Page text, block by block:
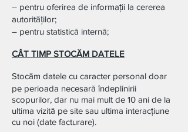
– pentru oferirea de informații la cererea
autorităţilor;
– pentru statistică internă;
CÂT TIMP STOCĂM DATELE
Stocăm datele cu caracter personal doar
pe perioada necesară îndeplinirii
scopurilor, dar nu mai mult de 10 ani de la
ultima vizită pe site sau ultima interacțiune
cu noi (date facturare).